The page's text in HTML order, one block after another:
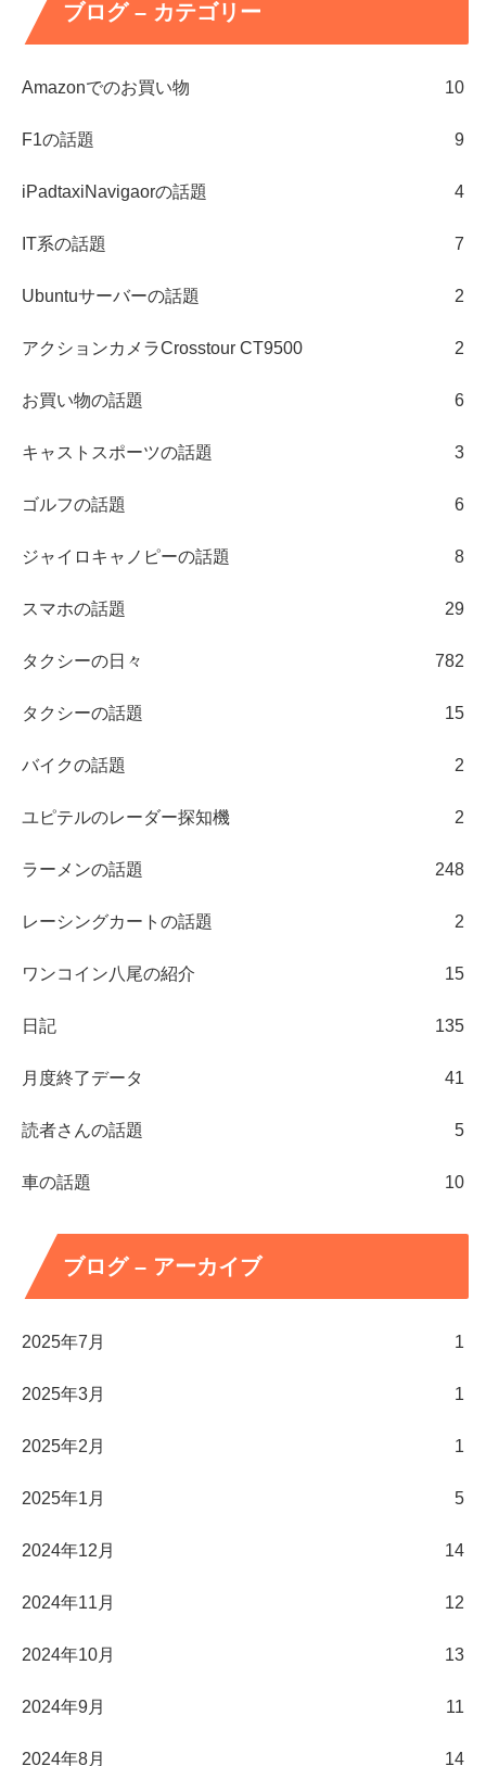
ブログ – カテゴリー
Amazonでのお買い物 10
F1の話題 9
iPadtaxiNavigaorの話題 4
IT系の話題 7
Ubuntuサーバーの話題 2
アクションカメラCrosstour CT9500 2
お買い物の話題 6
キャストスポーツの話題 3
ゴルフの話題 6
ジャイロキャノピーの話題 8
スマホの話題 29
タクシーの日々 782
タクシーの話題 15
バイクの話題 2
ユピテルのレーダー探知機 2
ラーメンの話題 248
レーシングカートの話題 2
ワンコイン八尾の紹介 15
日記 135
月度終了データ 41
読者さんの話題 5
車の話題 10
ブログ – アーカイブ
2025年7月 1
2025年3月 1
2025年2月 1
2025年1月 5
2024年12月 14
2024年11月 12
2024年10月 13
2024年9月 11
2024年8月 14